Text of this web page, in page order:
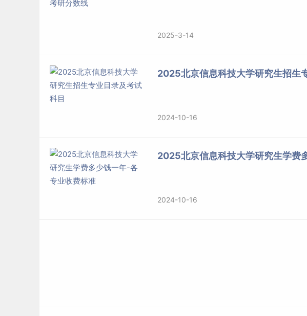
2025-3-14
2025北京信息科技大学研究生招生
2024-10-16
2025北京信息科技大学研究生学费
2024-10-16